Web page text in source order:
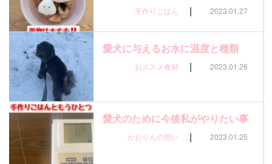
手作りごはん | 2023.01.27
愛犬に与えるお水に温度と種類
おススメ食材 | 2023.01.26
愛犬のために今後私がやりたい事
かおりんの想い | 2023.01.25